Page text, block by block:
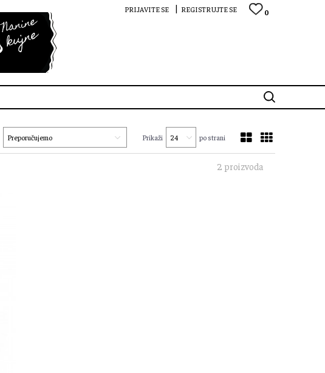
0
PRIJAVITE SE REGISTRUJTE SE
Prikaži po strani
2 proizvoda